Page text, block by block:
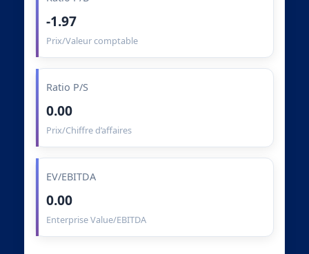
-1.97
Prix/Valeur comptable
Ratio P/S
0.00
Prix/Chiffre d’affaires
EV/EBITDA
0.00
Enterprise Value/EBITDA